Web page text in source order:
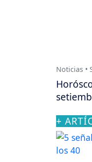
Noticias •
+